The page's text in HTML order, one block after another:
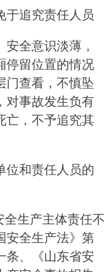
于追究责任人员
全意识淡薄，
停留位置的情况
门查看，不慎坠
对事故发生负有
亡，不予追究其
位和责任人员的
生产主体责任不
安全生产法》第
条、《山东省安